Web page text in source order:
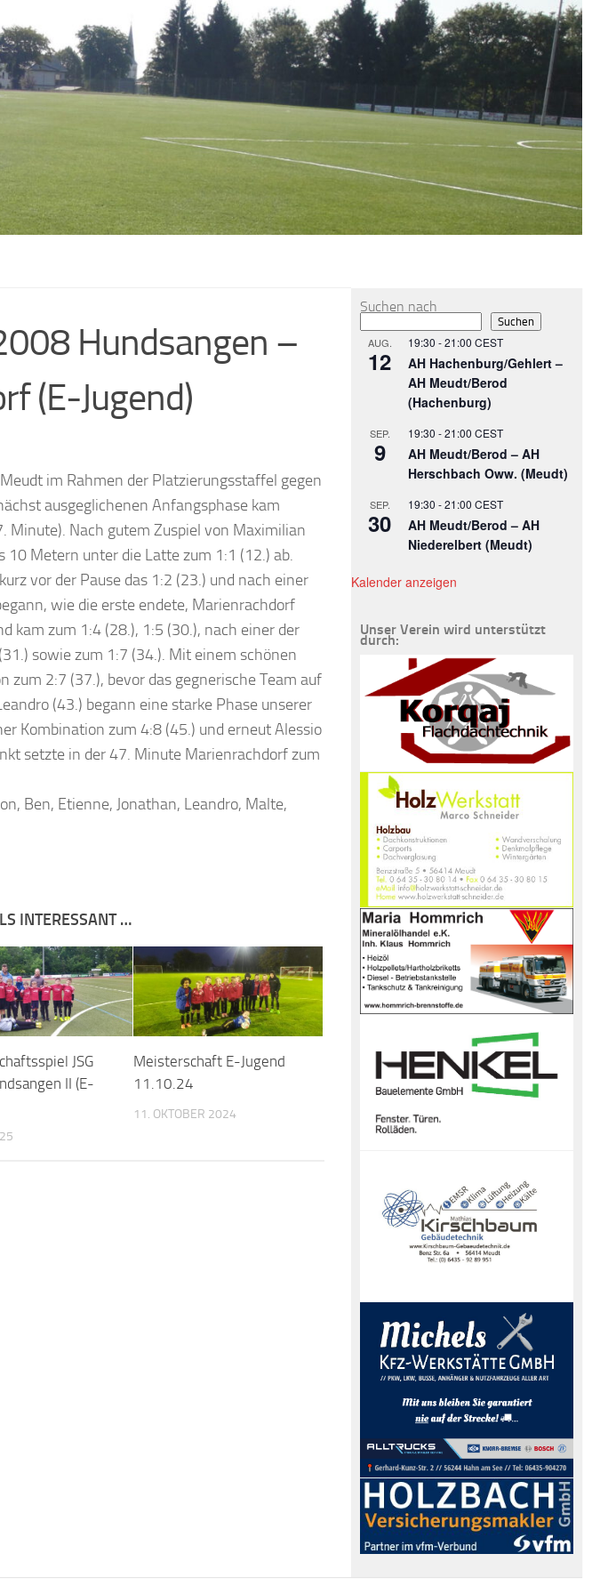
Hundsangen –
(E-Jugend)
im Rahmen der Platzierungsstaffel gegen
ausgeglichenen Anfangsphase kam
Minute). Nach gutem Zuspiel von Maximilian
10 Metern unter die Latte zum 1:1 (12.) ab.
vor der Pause das 1:2 (23.) und nach einer
wie die erste endete, Marienrachdorf
kam zum 1:4 (28.), 1:5 (30.), nach einer der
sowie zum 1:7 (34.). Mit einem schönen
zum 2:7 (37.), bevor das gegnerische Team auf
(43.) begann eine starke Phase unserer
Kombination zum 4:8 (45.) und erneut Alessio
setzte in der 47. Minute Marienrachdorf zum
Ben, Etienne, Jonathan, Leandro, Malte,
INTERESSANT …
JSG
II (E-
Meisterschaft E-Jugend
11.10.24
11. OKTOBER 2024
Suchen nach
Suchen
AUG.
12
19:30 -21:00 CEST
AH Hachenburg/Gehlert –
AH Meudt/Berod
(Hachenburg)
SEP.
9
19:30 -21:00 CEST
AH Meudt/Berod – AH
Herschbach Oww. (Meudt)
SEP.
30
19:30 -21:00 CEST
AH Meudt/Berod – AH
Niederelbert (Meudt)
Kalender anzeigen
Unser Verein wird unterstützt
durch: